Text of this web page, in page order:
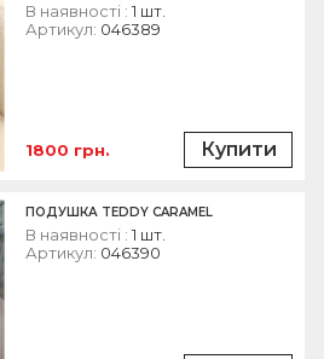
В наявності : 1 шт.
Артикул: 046389
1800 грн. Купити
В наявності : 1 шт.
Артикул: 046390
ПОДУШКА TEDDY CARAMEL